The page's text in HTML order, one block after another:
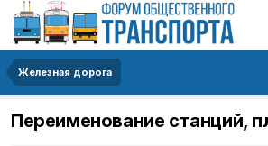
Железная дорога
Переименование станций,